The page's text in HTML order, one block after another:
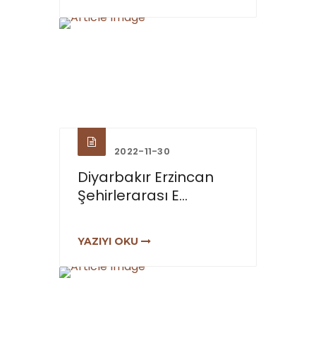
2022-11-30
Diyarbakır Erzincan
Şehirlerarası E...
YAZIYI OKU